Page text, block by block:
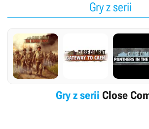
Gry z serii
Gry z serii Close